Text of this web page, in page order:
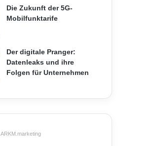
Die Zukunft der 5G-
Mobilfunktarife
Der digitale Pranger:
Datenleaks und ihre
Folgen für Unternehmen
ARKM.marketing